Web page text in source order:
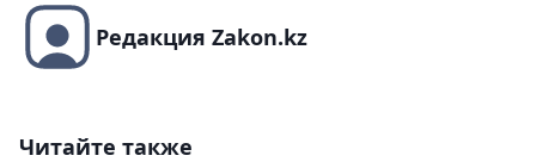
Редакция Zakon.kz
Читайте также